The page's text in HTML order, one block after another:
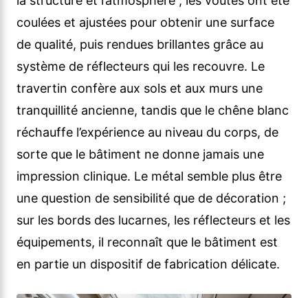
coulées et ajustées pour obtenir une surface
de qualité, puis rendues brillantes grâce au
système de réflecteurs qui les recouvre. Le
travertin confère aux sols et aux murs une
tranquillité ancienne, tandis que le chêne blanc
réchauffe l’expérience au niveau du corps, de
sorte que le bâtiment ne donne jamais une
impression clinique. Le métal semble plus être
une question de sensibilité que de décoration ;
sur les bords des lucarnes, les réflecteurs et les
équipements, il reconnaît que le bâtiment est
en partie un dispositif de fabrication délicate.